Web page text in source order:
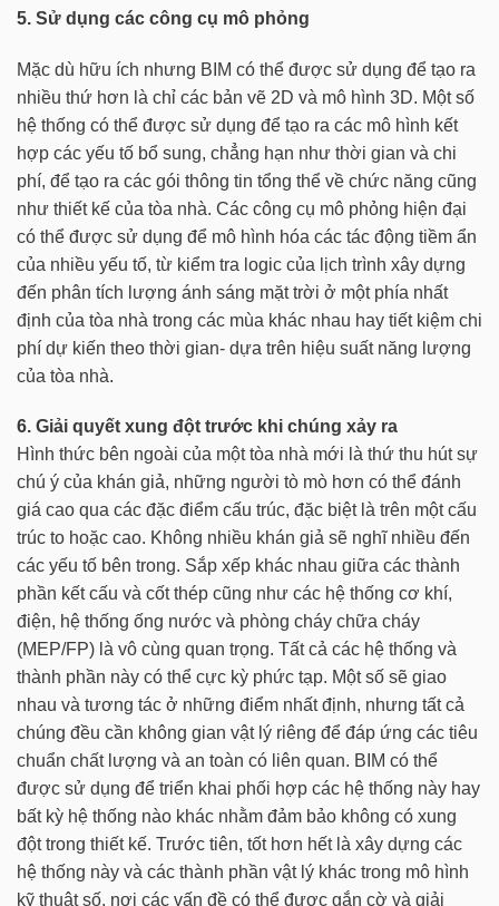
5. Sử dụng các công cụ mô phỏng
Mặc dù hữu ích nhưng BIM có thể được sử dụng để tạo ra
nhiều thứ hơn là chỉ các bản vẽ 2D và mô hình 3D. Một số
hệ thống có thể được sử dụng để tạo ra các mô hình kết
hợp các yếu tố bổ sung, chẳng hạn như thời gian và chi
phí, để tạo ra các gói thông tin tổng thể về chức năng cũng
như thiết kế của tòa nhà. Các công cụ mô phỏng hiện đại
có thể được sử dụng để mô hình hóa các tác động tiềm ẩn
của nhiều yếu tố, từ kiểm tra logic của lịch trình xây dựng
đến phân tích lượng ánh sáng mặt trời ở một phía nhất
định của tòa nhà trong các mùa khác nhau hay tiết kiệm chi
phí dự kiến theo thời gian- dựa trên hiệu suất năng lượng
của tòa nhà.
6. Giải quyết xung đột trước khi chúng xảy ra
Hình thức bên ngoài của một tòa nhà mới là thứ thu hút sự
chú ý của khán giả, những người tò mò hơn có thể đánh
giá cao qua các đặc điểm cấu trúc, đặc biệt là trên một cấu
trúc to hoặc cao. Không nhiều khán giả sẽ nghĩ nhiều đến
các yếu tố bên trong. Sắp xếp khác nhau giữa các thành
phần kết cấu và cốt thép cũng như các hệ thống cơ khí,
điện, hệ thống ống nước và phòng cháy chữa cháy
(MEP/FP) là vô cùng quan trọng. Tất cả các hệ thống và
thành phần này có thể cực kỳ phức tạp. Một số sẽ giao
nhau và tương tác ở những điểm nhất định, nhưng tất cả
chúng đều cần không gian vật lý riêng để đáp ứng các tiêu
chuẩn chất lượng và an toàn có liên quan. BIM có thể
được sử dụng để triển khai phối hợp các hệ thống này hay
bất kỳ hệ thống nào khác nhằm đảm bảo không có xung
đột trong thiết kế. Trước tiên, tốt hơn hết là xây dựng các
hệ thống này và các thành phần vật lý khác trong mô hình
kỹ thuật số, nơi các vấn đề có thể được gắn cờ và giải